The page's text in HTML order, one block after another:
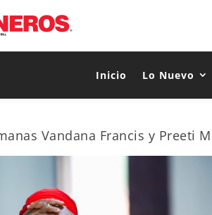
Inicio Lo Nuevo
Vandana Francis y Preeti